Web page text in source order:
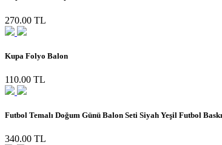
270.00 TL
Kupa Folyo Balon
110.00 TL
Futbol Temalı Doğum Günü Balon Seti Siyah Yeşil Futbol
340.00 TL